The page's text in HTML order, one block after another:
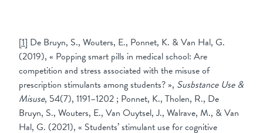
[1] De Bruyn, S., Wouters, E., Ponnet, K. & Van Hal, G.
(2019), « Popping smart pills in medical school: Are
competition and stress associated with the misuse of
prescription stimulants among students? », Susbstance Use &
Misuse, 54(7), 1191–1202 ; Ponnet, K., Tholen, R., De
Bruyn, S., Wouters, E., Van Ouytsel, J., Walrave, M., & Van
Hal, G. (2021), « Students’ stimulant use for cognitive